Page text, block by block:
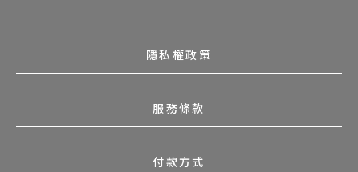
隱私權政策
服務條款
付款方式